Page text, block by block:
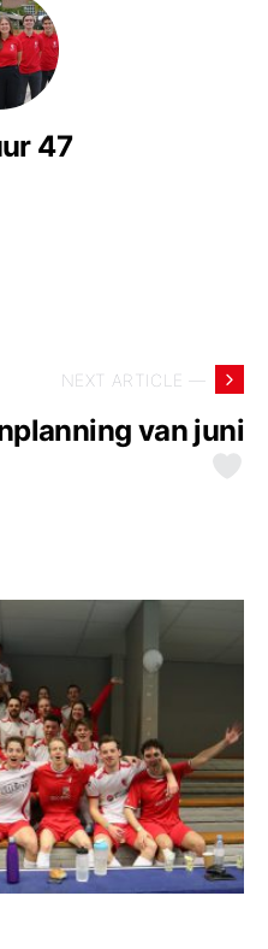
47
NEXT ARTICLE —
van juni